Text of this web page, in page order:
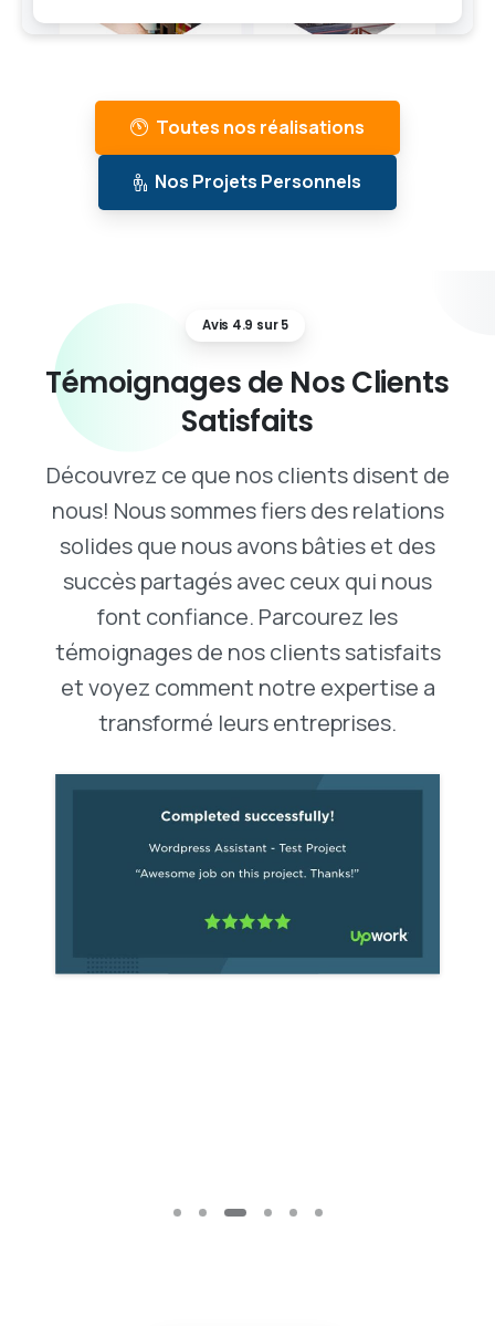
Toutes nos réalisations
Nos Projets Personnels
Avis 4.9 sur 5
Témoignagesde NosClients
Satisfaits
Découvrez ce que nos clients disent de
nous! Nous sommes fiers des relations
solides que nous avons bâties et des
succès partagés avec ceux qui nous
font confiance. Parcourez les
témoignages de nos clients satisfaits
et voyez comment notre expertise a
transformé leurs entreprises.